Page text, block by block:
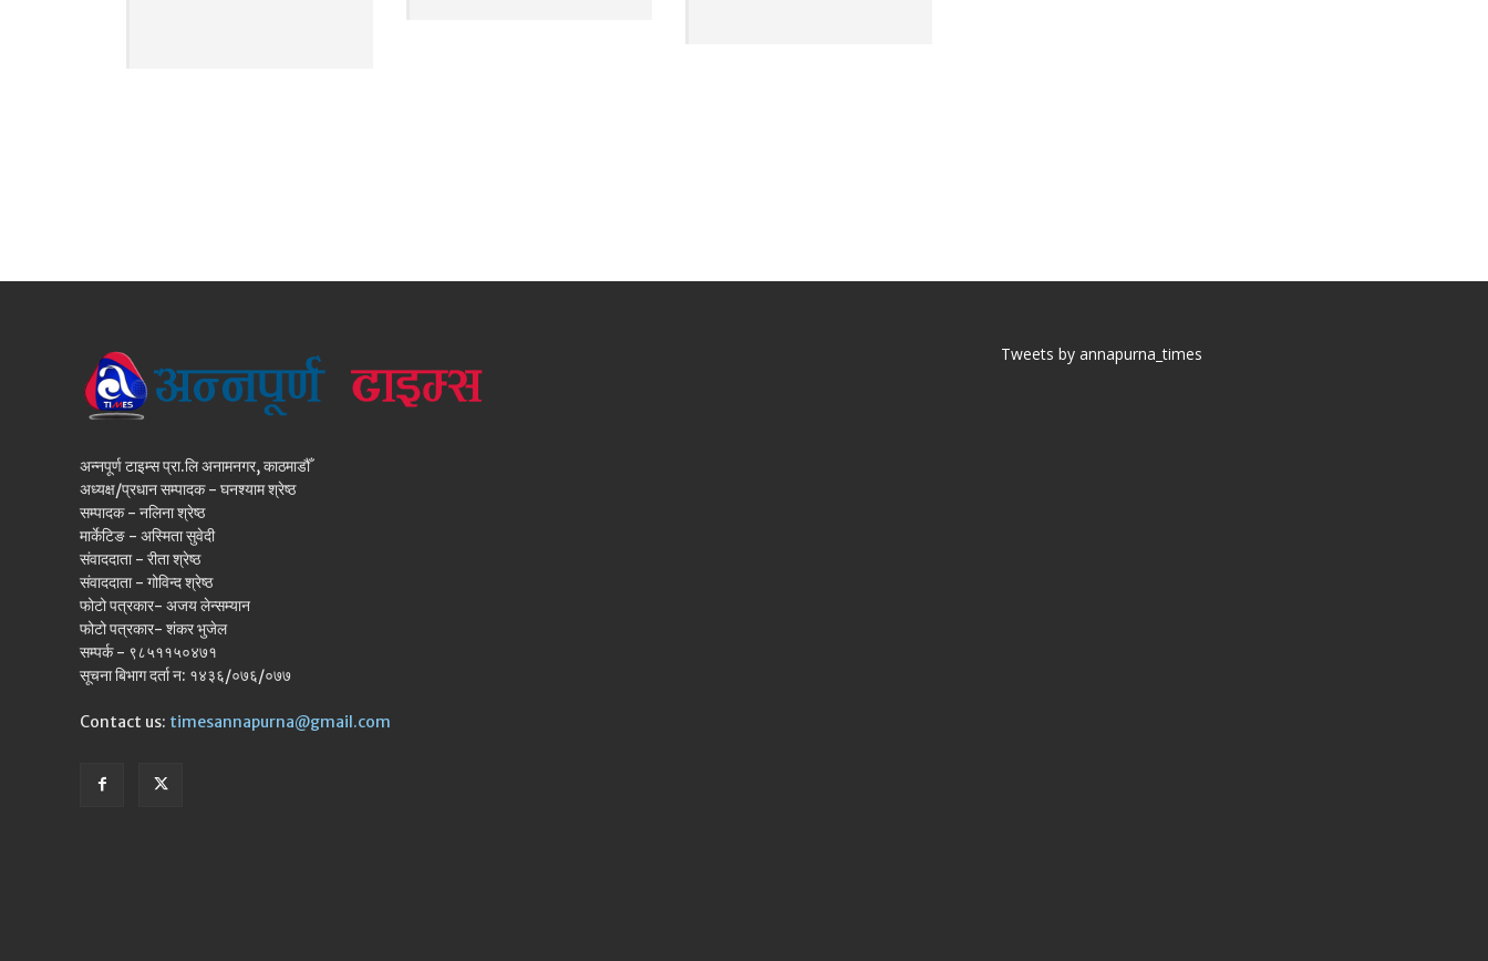
अन्नपूर्ण टाइम्स प्रा.लि अनामनगर, काठमाडौँ
अध्यक्ष/प्रधान सम्पादक - घनश्याम श्रेष्ठ
सम्पादक - नलिना श्रेष्ठ
मार्केटिङ - अस्मिता सुवेदी
संवाददाता - रीता श्रेष्ठ
संवाददाता - गोविन्द श्रेष्ठ
फोटो पत्रकार- अजय लेन्सम्यान
फोटो पत्रकार- शंकर भुजेल
सम्पर्क - ९८५११५०४७१
सूचना बिभाग दर्ता न: १४३६/०७६/०७७
Contact us: timesannapurna@gmail.com
Tweets by annapurna_times